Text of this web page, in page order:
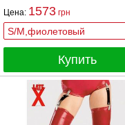
Цена: 1573 грн
Купить